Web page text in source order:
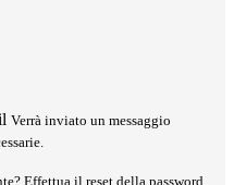
Verrà inviato un messaggio
Effettua il reset della password